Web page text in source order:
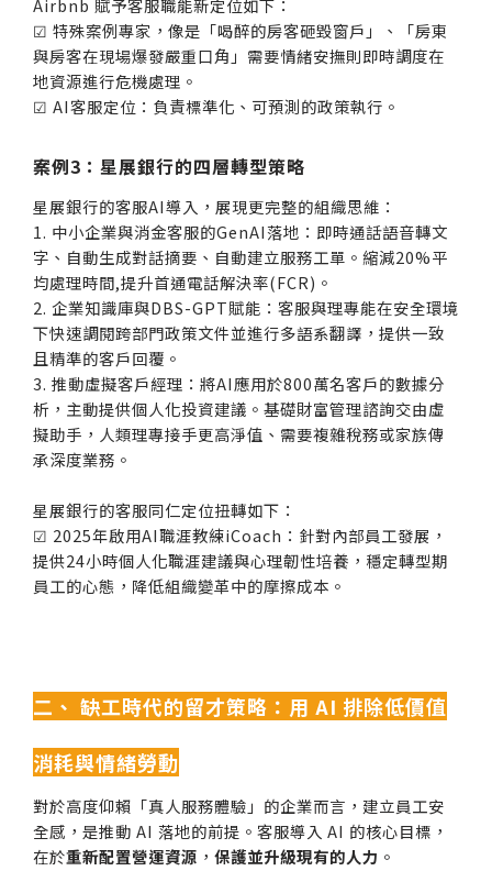
Airbnb 賦予客服職能新定位如下：
☑ 特殊案例專家，像是「喝醉的房客砸毀窗戶」、「房東
與房客在現場爆發嚴重口角」需要情緒安撫則即時調度在
地資源進行危機處理。
☑ AI客服定位：負責標準化、可預測的政策執行。
案例3：星展銀行的四層轉型策略
星展銀行的客服AI導入，展現更完整的組織思維：
1. 中小企業與消金客服的GenAI落地：即時通話語音轉文
字、自動生成對話摘要、自動建立服務工單。縮減20%平
均處理時間,提升首通電話解決率(FCR)。
2. 企業知識庫與DBS-GPT賦能：客服與理專能在安全環境
下快速調閱跨部門政策文件並進行多語系翻譯，提供一致
且精準的客戶回覆。
3. 推動虛擬客戶經理：將AI應用於800萬名客戶的數據分
析，主動提供個人化投資建議。基礎財富管理諮詢交由虛
擬助手，人類理專接手更高淨值、需要複雜稅務或家族傳
承深度業務。
星展銀行的客服同仁定位扭轉如下：
☑ 2025年啟用AI職涯教練iCoach：針對內部員工發展，
提供24小時個人化職涯建議與心理韌性培養，穩定轉型期
員工的心態，降低組織變革中的摩擦成本。
二、 缺工時代的留才策略：用 AI 排除低價值
消耗與情緒勞動
對於高度仰賴「真人服務體驗」的企業而言，建立員工安
全感，是推動 AI 落地的前提。客服導入 AI 的核心目標，
在於重新配置營運資源 ， 保護並升級現有的人力 。